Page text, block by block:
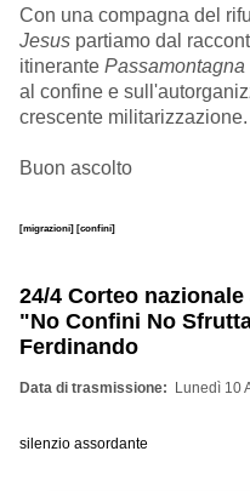
Con una compagna del
Jesus partiamo dal
itinerante Passamontagna
al confine e
crescente militarizzazione.
Buon ascolto
[migrazioni] [confini]
24/4 Corteo
"No Confini No
Ferdinando
Data di trasmissione Lunedì 10
silenzio assordante